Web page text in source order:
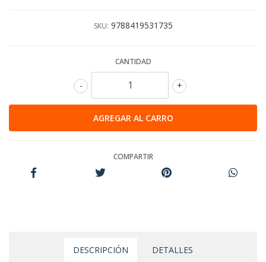
SKU: 9788419531735
CANTIDAD
+
-
COMPARTIR
DESCRIPCIÓN DETALLES